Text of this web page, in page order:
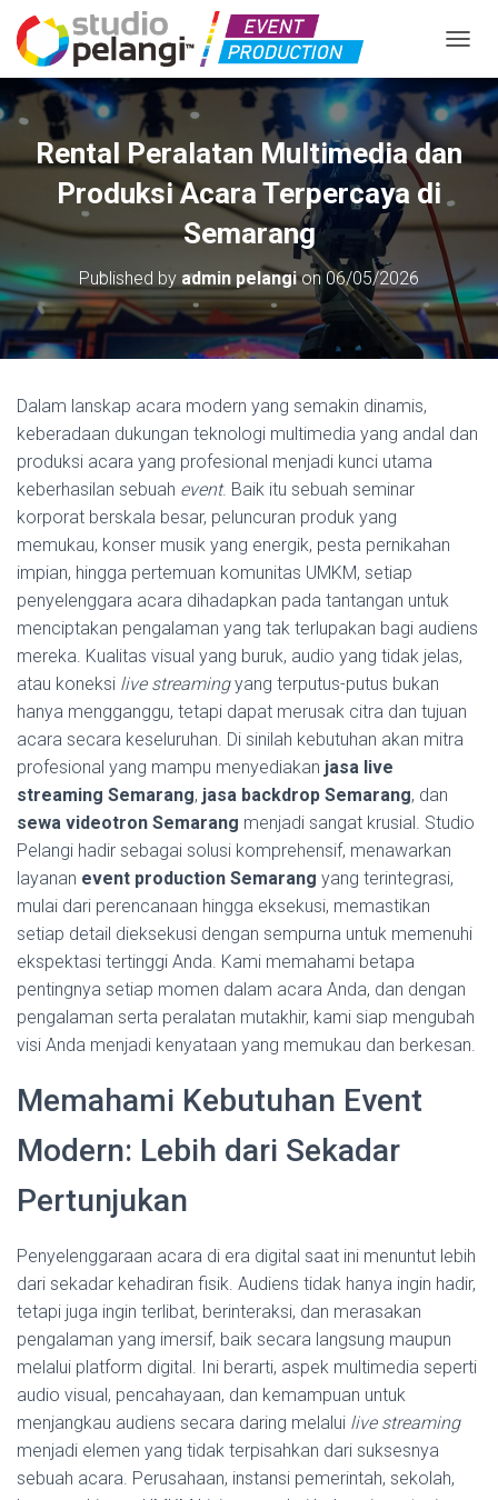
Rental Peralatan Multimedia dan
Produksi Acara Terpercaya di
Semarang
Published by admin pelangion06/05/2026
Dalam lanskap acara modern yang semakin dinamis,
keberadaan dukungan teknologi multimedia yang andal dan
produksi acara yang profesional menjadi kunci utama
keberhasilan sebuah event. Baik itu sebuah seminar
korporat berskala besar, peluncuran produk yang
memukau, konser musik yang energik, pesta pernikahan
impian, hingga pertemuan komunitas UMKM, setiap
penyelenggara acara dihadapkan pada tantangan untuk
menciptakan pengalaman yang tak terlupakan bagi audiens
mereka. Kualitas visual yang buruk, audio yang tidak jelas,
atau koneksi live streamingyang terputus-putus bukan
hanya mengganggu, tetapi dapat merusak citra dan tujuan
acara secara keseluruhan. Di sinilah kebutuhan akan mitra
profesional yang mampu menyediakan jasa live
streaming Semarang, jasa backdrop Semarang, dan
sewa videotron Semarang menjadi sangat krusial. Studio
Pelangi hadir sebagai solusi komprehensif, menawarkan
layanan event production Semarang yang terintegrasi,
mulai dari perencanaan hingga eksekusi, memastikan
setiap detail dieksekusi dengan sempurna untuk memenuhi
ekspektasi tertinggi Anda. Kami memahami betapa
pentingnya setiap momen dalam acara Anda, dan dengan
pengalaman serta peralatan mutakhir, kami siap mengubah
visi Anda menjadi kenyataan yang memukau dan berkesan.
Memahami Kebutuhan Event
Modern: Lebih dari Sekadar
Pertunjukan
Penyelenggaraan acara di era digital saat ini menuntut lebih
dari sekadar kehadiran fisik. Audiens tidak hanya ingin hadir,
tetapi juga ingin terlibat, berinteraksi, dan merasakan
pengalaman yang imersif, baik secara langsung maupun
melalui platform digital. Ini berarti, aspek multimedia seperti
audio visual, pencahayaan, dan kemampuan untuk
menjangkau audiens secara daring melalui live streaming
menjadi elemen yang tidak terpisahkan dari suksesnya
sebuah acara. Perusahaan, instansi pemerintah, sekolah,